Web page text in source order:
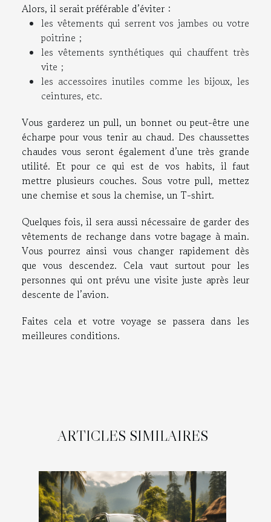
Alors, il serait préférable d’éviter :
les vêtements qui serrent vos jambes ou votre
poitrine ;
les vêtements synthétiques qui chauffent très
vite ;
les accessoires inutiles comme les bijoux, les
ceintures, etc.
Vous garderez un pull, un bonnet ou peut-être une
écharpe pour vous tenir au chaud. Des chaussettes
chaudes vous seront également d’une très grande
utilité. Et pour ce qui est de vos habits, il faut
mettre plusieurs couches. Sous votre pull, mettez
une chemise et sous la chemise, un T-shirt.
Quelques fois, il sera aussi nécessaire de garder des
vêtements de rechange dans votre bagage à main.
Vous pourrez ainsi vous changer rapidement dès
que vous descendez. Cela vaut surtout pour les
personnes qui ont prévu une visite juste après leur
descente de l’avion.
Faites cela et votre voyage se passera dans les
meilleures conditions.
ARTICLES SIMILAIRES